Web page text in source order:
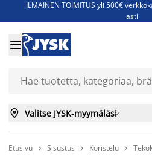
ILMAINEN TOIMITUS yli 500€
asti
Jenkkisänkyjä -

 Valitse JYSK-myymäläsi
Etusivu  Sisustus  Koristelu 